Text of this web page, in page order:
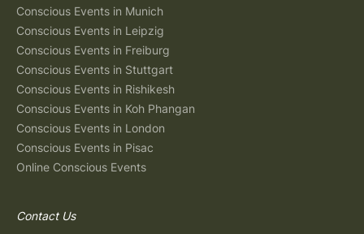
Conscious Events in Munich
Conscious Events in Leipzig
Conscious Events in Freiburg
Conscious Events in Stuttgart
Conscious Events in Rishikesh
Conscious Events in Koh Phangan
Conscious Events in London
Conscious Events in Pisac
Online Conscious Events
Contact Us